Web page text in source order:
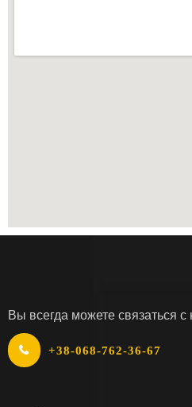
Вы всегда можете связаться с
+38-068-762-36-67